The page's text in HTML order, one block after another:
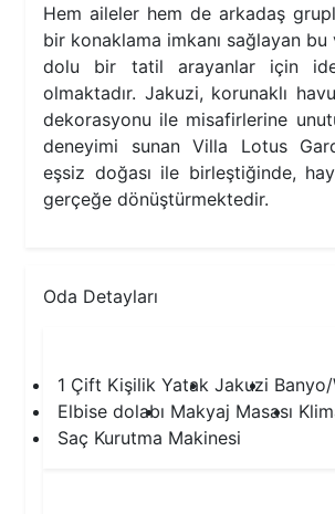
Hem aileler hem de arkadaş
bir konaklama imkanı sağlayan bu
dolu bir tatil arayanlar için
olmaktadır. Jakuzi, korunaklı
dekorasyonu ile misafirlerine
deneyimi sunan Villa Lotus
eşsiz doğası ile birleştiğinde,
gerçeğe dönüştürmektedir.
Oda Detayları
1 Çift Kişilik Yatak Jakuzi Banyo/
Elbise dolabı Makyaj Masası
Saç Kurutma Makinesi